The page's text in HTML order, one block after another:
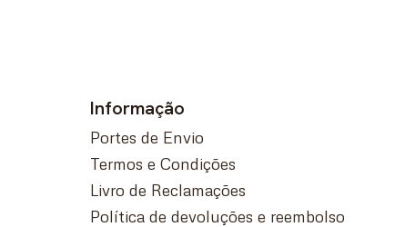
Informação
Portes de Envio
Termos e Condições
Livro de Reclamações
Política de devoluções e reembolso